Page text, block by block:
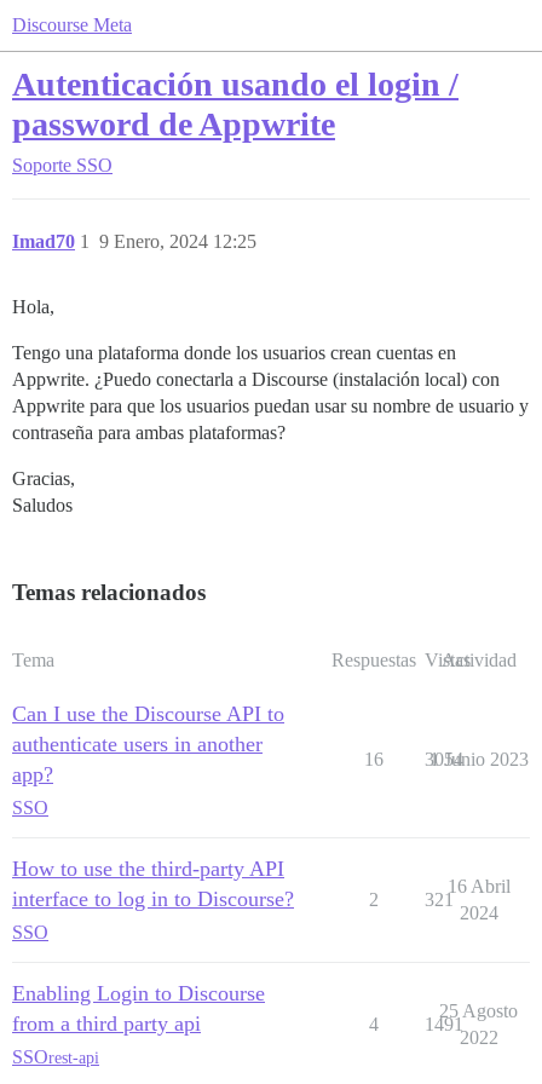
Discourse Meta
Autenticación usando el login /
password de Appwrite
Soporte SSO
Imad70 9 Enero, 2024 12:25
1
Hola,
Tengo una plataforma donde los usuarios crean cuentas en
Appwrite. ¿Puedo conectarla a Discourse (instalación local) con
Appwrite para que los usuarios puedan usar su nombre de usuario y
contraseña para ambas plataformas?
Gracias,
Saludos
Temas relacionados
Tema Respuestas Vistas
Actividad
Can I use the Discourse API to
authenticate users in another
app?
SSO
16 3054
1 Junio 2023
How to use the third-party API
interface to log in to Discourse?
SSO
2 321
16 Abril
2024
Enabling Login to Discourse
from a third party api
SSOrest-api
4 1491
25 Agosto
2022